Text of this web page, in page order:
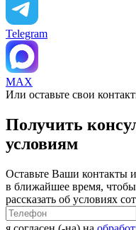
Telegram
MAX
Или оставьте свои
Получить
условиям
Оставьте Ваши контакты
в ближайшее время,
рассказать об условиях